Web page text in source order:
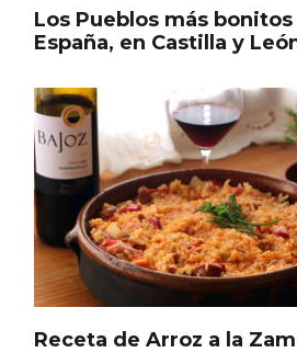
Los Pueblos más bonitos
España, en Castilla y
Receta de Arroz a la